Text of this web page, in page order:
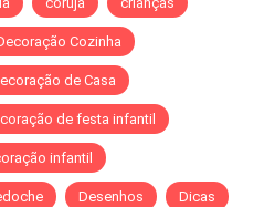
Cozinha
de Casa
de festa infantil
infantil
Desenhos Dicas